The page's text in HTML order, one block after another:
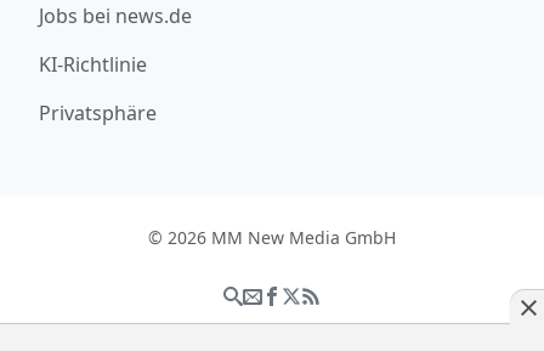
Jobs bei news.de
KI-Richtlinie
Privatsphäre
© 2026 MM New Media GmbH